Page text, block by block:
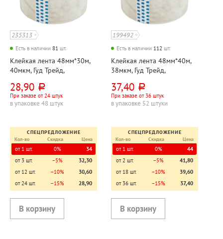
235313
Есть в наличии 81 шт.
Клейкая лента 48мм*30м,
40мкм, Гуд Трейд,
28,90 руб.
При заказе от 24 штук
в упаковке 48 штук
СПЕЦПРЕДЛОЖЕНИЕ
Кол-во
Скидка Цена
от 1 шт. 0%
34
от 3 шт.
−5%
32,30
от 12 шт.
−10%
30,60
от 24 шт.
−15% 28,90
199492
Есть в наличии 112 шт.
Клейкая лента 48мм*40м,
38мкм, Гуд Трейд,
37,40 руб.
При заказе от 36 штук
в упаковке 52 штуки
СПЕЦПРЕДЛОЖЕНИЕ
Кол-во
Скидка Цена
от 1 шт. 0%
44
от 2 шт.
−5%
41,80
от 18 шт.
−10%
39,60
от 36 шт.
−15% 37,40